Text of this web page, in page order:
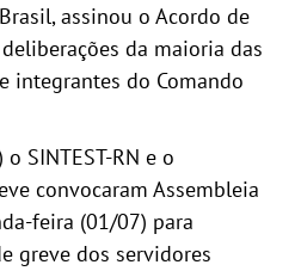
assinou o Acordo de
da maioria das
integrantes do Comando
SINTEST-RN e o
convocaram Assembleia
feira (01/07) para
greve dos servidores